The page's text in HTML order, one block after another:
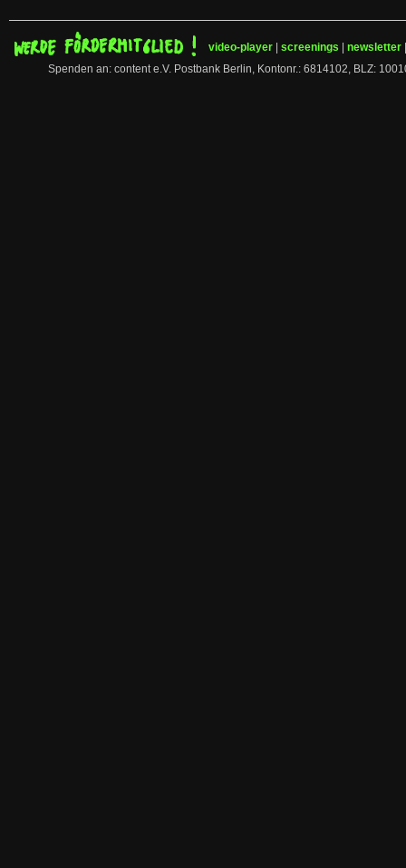
video-player screenings newsletter
Spenden an: content e.V. Postbank Berlin, Kontonr.: 6814102, BLZ: